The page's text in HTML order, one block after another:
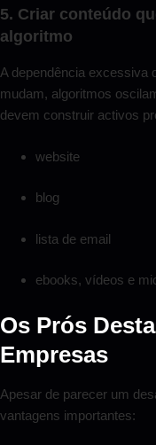
5. Criar conteúdo
algoritmo
A dependência excessiva
mudam, algoritmos
devem construir activos
website
blog
lista de email
ebooks, vídeos e
Os Prós
Empresas
Apesar de parecer um
vantagens importantes: